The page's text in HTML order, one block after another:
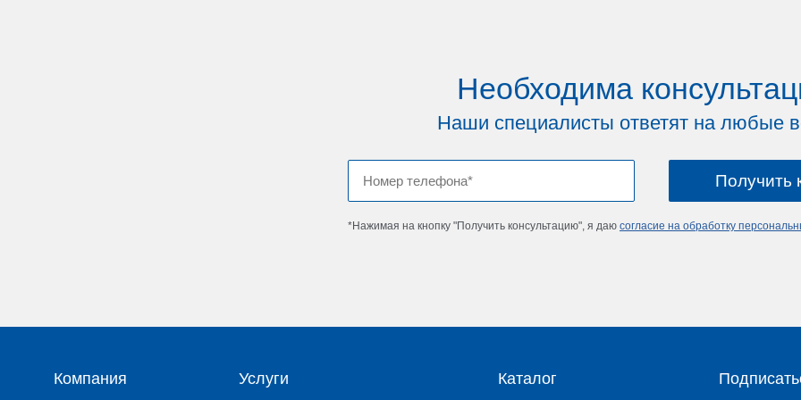
Необходима
Наши специалисты ответят на любые
*Нажимая на кнопку "Получить консультацию", я даю согласие на обработку
Компания Услуги Каталог